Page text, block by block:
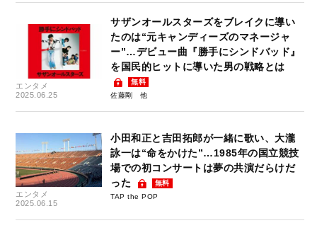
エンタメ
2025.06.25
サザンオールスターズをブレイクに導い
たのは“元キャンディーズのマネージャ
ー”…デビュー曲『勝手にシンドバッド』
を国民的ヒットに導いた男の戦略とは
無料
佐藤剛
エンタメ
2025.06.15
小田和正と吉田拓郎が一緒に歌い、大瀧
詠一は“命をかけた”…1985年の国立競技
場での初コンサートは夢の共演だらけだ
った
無料
TAP the POP